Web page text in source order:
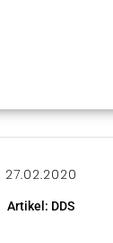
27.02.2020
Artikel: DDS